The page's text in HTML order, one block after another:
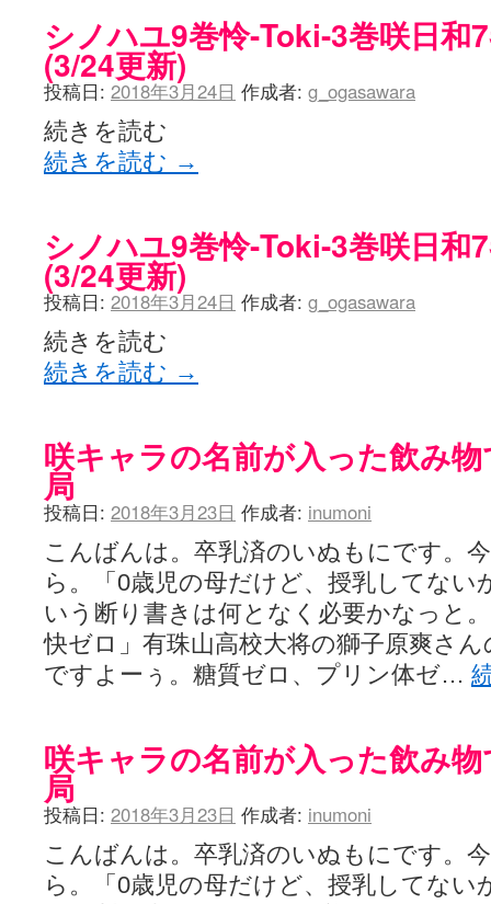
シノハユ9巻怜-Toki-3巻咲日和
(3/24更新)
投稿日: 2018年3月24日 作成者: g_ogasawara
続きを読む
続きを読む →
シノハユ9巻怜-Toki-3巻咲日和
(3/24更新)
投稿日: 2018年3月24日 作成者: g_ogasawara
続きを読む
続きを読む →
咲キャラの名前が入った飲み
局
投稿日: 2018年3月23日 作成者: inumoni
こんばんは。卒乳済のいぬもにです。
ら。「0歳児の母だけど、授乳してない
いう断り書きは何となく必要かなっと
快ゼロ」有珠山高校大将の獅子原爽さ
ですよーぅ。糖質ゼロ、プリン体ゼ…
咲キャラの名前が入った飲み
局
投稿日: 2018年3月23日 作成者: inumoni
こんばんは。卒乳済のいぬもにです。
ら。「0歳児の母だけど、授乳してない